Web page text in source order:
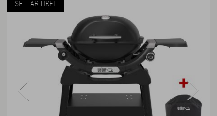
SET-ARTIKEL